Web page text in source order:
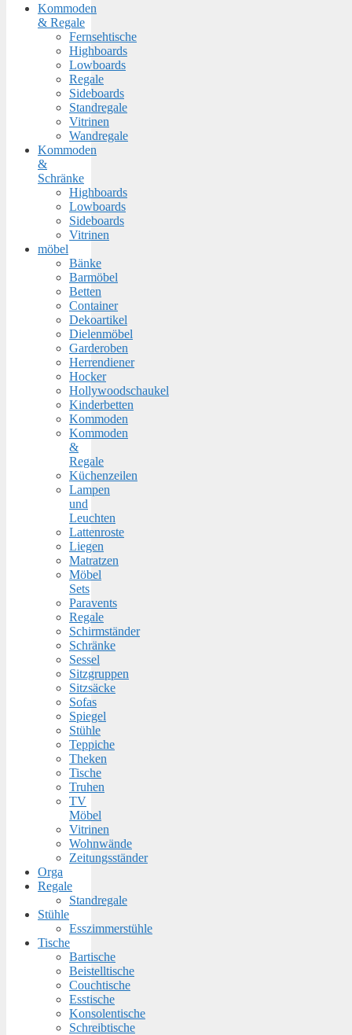
Kommoden
& Regale
Fernsehtische
Highboards
Lowboards
Regale
Sideboards
Standregale
Vitrinen
Wandregale
Kommoden
&
Schränke
Highboards
Lowboards
Sideboards
Vitrinen
möbel
Bänke
Barmöbel
Betten
Container
Dekoartikel
Dielenmöbel
Garderoben
Herrendiener
Hocker
Hollywoodschaukel
Kinderbetten
Kommoden
Kommoden
&
Regale
Küchenzeilen
Lampen
und
Leuchten
Lattenroste
Liegen
Matratzen
Möbel
Sets
Paravents
Regale
Schirmständer
Schränke
Sessel
Sitzgruppen
Sitzsäcke
Sofas
Spiegel
Stühle
Teppiche
Theken
Tische
Truhen
TV
Möbel
Vitrinen
Wohnwände
Zeitungsständer
Orga
Regale
Standregale
Stühle
Esszimmerstühle
Tische
Bartische
Beistelltische
Couchtische
Esstische
Konsolentische
Schreibtische